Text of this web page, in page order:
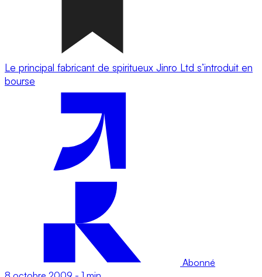
Le principal fabricant de spiritueux Jinro Ltd s’introduit en
bourse
Abonné